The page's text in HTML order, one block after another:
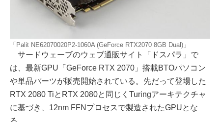
「Palit NE62070020P2-1060A (GeForce RTX2070 8GB Dual)」
サードウェーブのウェブ通販サイト「ドスパラ」で
は、最新GPU「GeForce RTX 2070」搭載BTOパソコン
や単品パーツが販売開始されている。先だって登場した
RTX 2080 TiとRTX 2080と同じくTuringアーキテクチャ
に基づき、12nm FFNプロセスで製造されたGPUとな